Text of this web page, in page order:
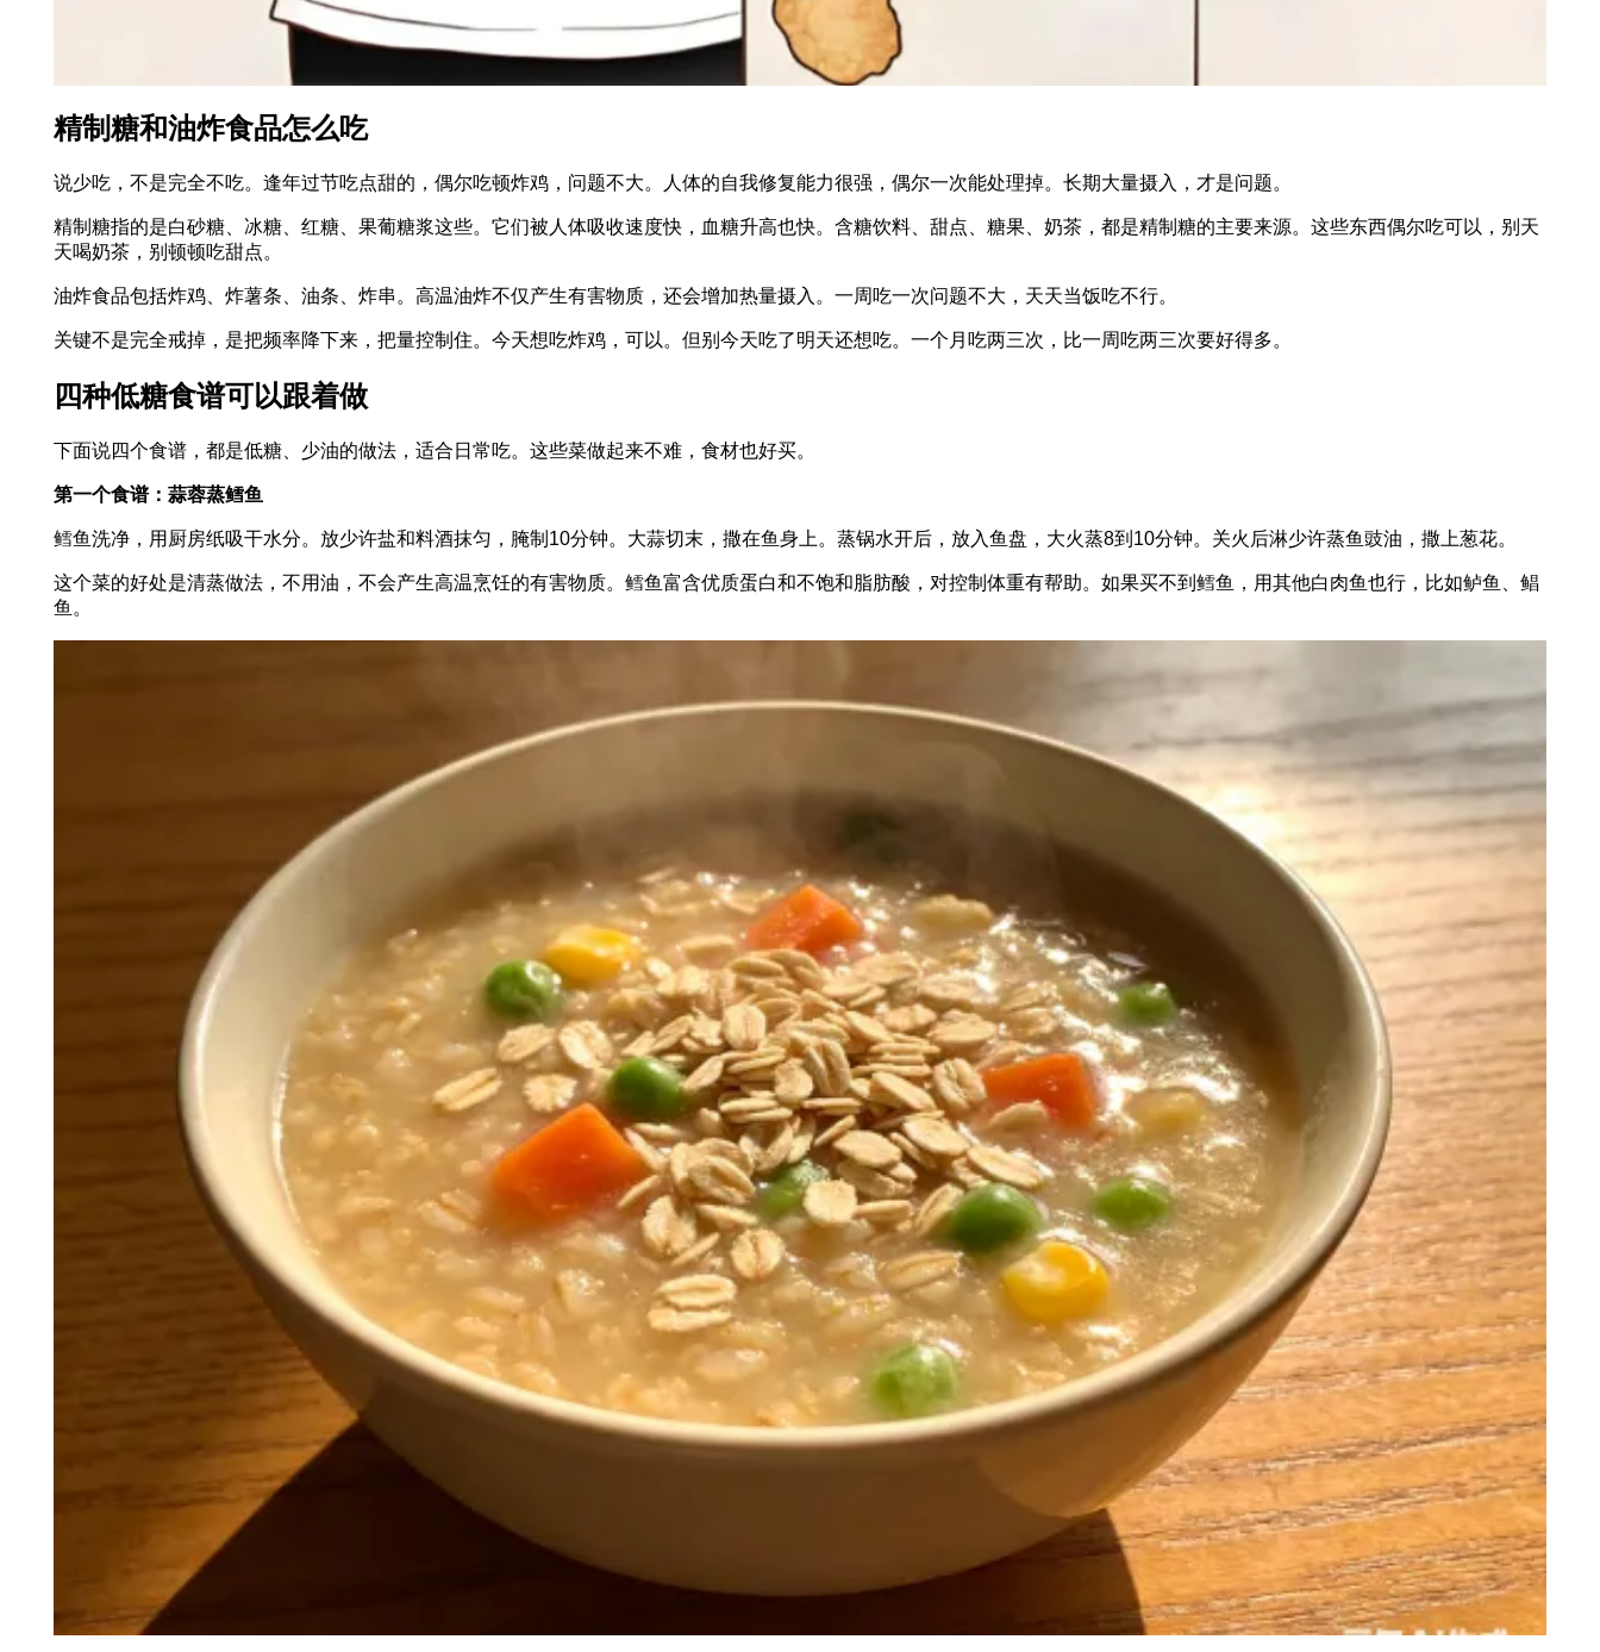
精制糖和油炸食品怎么吃
说少吃，不是完全不吃。逢年过节吃点甜的，偶尔吃顿炸鸡，问题不大。人体的自我修复能力很强，偶尔一次能处理掉。长期大量摄入，才是问题。
精制糖指的是白砂糖、冰糖、红糖、果葡糖浆这些。它们被人体吸收速度快，血糖升高也快。含糖饮料、甜点、糖果、奶茶，都是精制糖的主要来源。这些东西偶尔吃可以，别天
天喝奶茶，别顿顿吃甜点。
油炸食品包括炸鸡、炸薯条、油条、炸串。高温油炸不仅产生有害物质，还会增加热量摄入。一周吃一次问题不大，天天当饭吃不行。
关键不是完全戒掉，是把频率降下来，把量控制住。今天想吃炸鸡，可以。但别今天吃了明天还想吃。一个月吃两三次，比一周吃两三次要好得多。
四种低糖食谱可以跟着做
下面说四个食谱，都是低糖、少油的做法，适合日常吃。这些菜做起来不难，食材也好买。
第一个食谱：蒜蓉蒸鳕鱼
鳕鱼洗净，用厨房纸吸干水分。放少许盐和料酒抹匀，腌制10分钟。大蒜切末，撒在鱼身上。蒸锅水开后，放入鱼盘，大火蒸8到10分钟。关火后淋少许蒸鱼豉油，撒上葱花。
这个菜的好处是清蒸做法，不用油，不会产生高温烹饪的有害物质。鳕鱼富含优质蛋白和不饱和脂肪酸，对控制体重有帮助。如果买不到鳕鱼，用其他白肉鱼也行，比如鲈鱼、鲳
鱼。